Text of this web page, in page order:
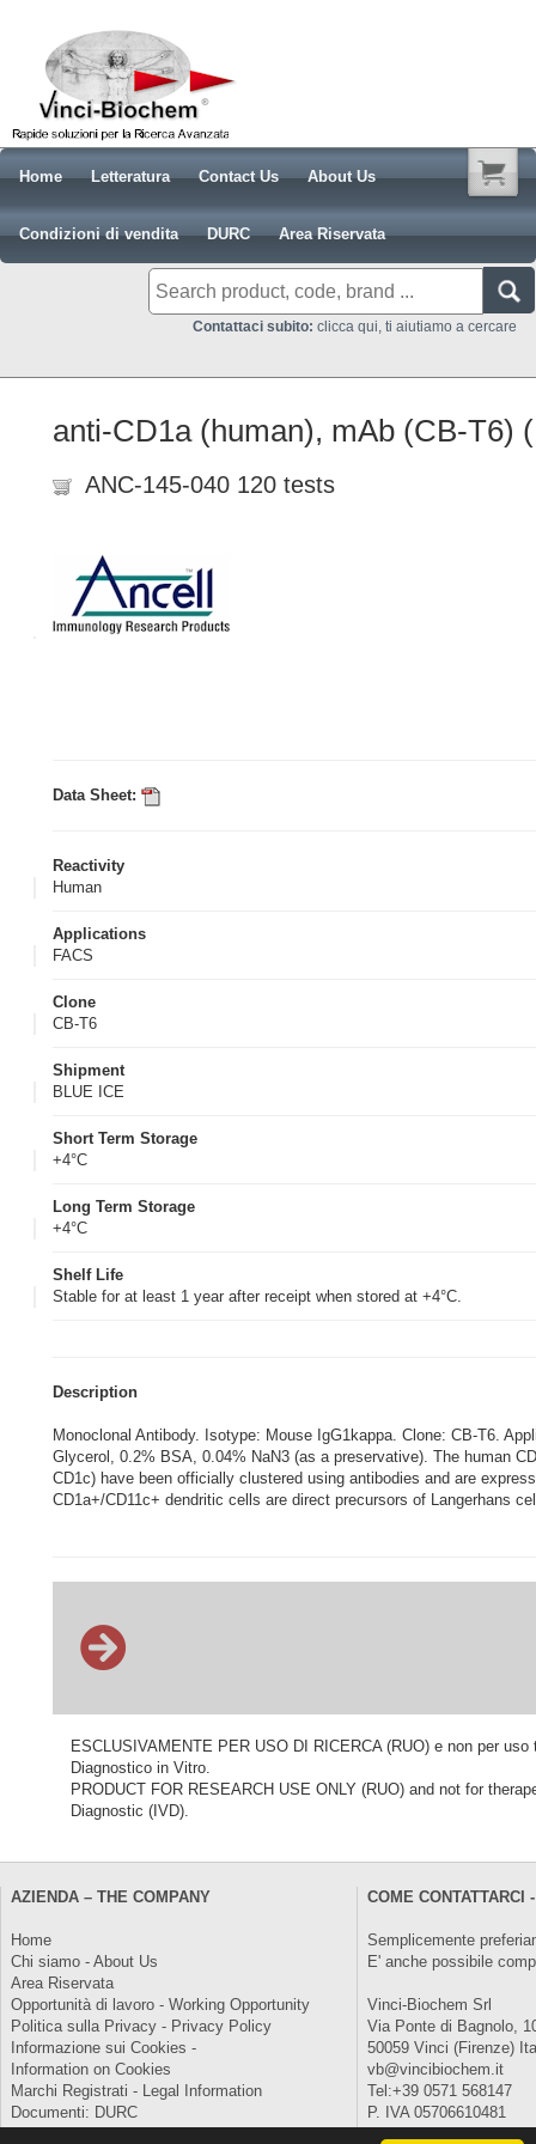
Home Letteratura Contact Us About Us
Condizioni di vendita DURC Area Riservata
Contattaci subito: clicca qui, ti aiutiamo a cercare
anti-CD1a (human), mAb (CB-T6)
ANC-145-040 120 tests
Data Sheet:
Reactivity
Human
Applications
FACS
Clone
CB-T6
Shipment
BLUE ICE
Short Term Storage
+4°C
Long Term Storage
+4°C
Shelf Life
Stable for at least 1 year after receipt when stored at +4°C.
Description
Monoclonal Antibody. Isotype: Mouse IgG1kappa. Clone: CB-T6.
Glycerol, 0.2% BSA, 0.04% NaN3 (as a preservative). The human
CD1c) have been officially clustered using antibodies and are
CD1a+/CD11c+ dendritic cells are direct precursors of Langerhans
ESCLUSIVAMENTE PER USO DI RICERCA (RUO) e non per
Diagnostico in Vitro.
PRODUCT FOR RESEARCH USE ONLY (RUO) and not for
Diagnostic (IVD).
AZIENDA – THE COMPANY
Home
Chi siamo - About Us
Area Riservata
Opportunità di lavoro - Working Opportunity
Politica sulla Privacy - Privacy Policy
Informazione sui Cookies -
Information on Cookies
Marchi Registrati - Legal Information
Documenti: DURC
COME CONTATTARCI
Semplicemente
E' anche possibile
Vinci-Biochem Srl
Via Ponte di Bagnolo,
50059 Vinci (Firenze)
vb@vincibiochem.it
Tel:+39 0571 568147
P. IVA 05706610481